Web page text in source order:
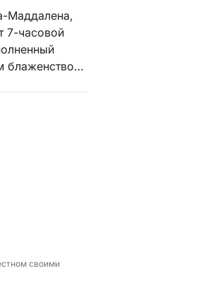
Маддалена,
7-часовой
идеальный
своими